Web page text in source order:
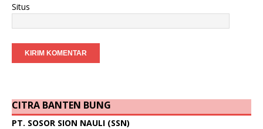
Situs
CITRA BANTEN BUNG
PT. SOSOR SION NAULI (SSN)